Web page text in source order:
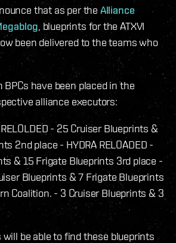
that as per the Alliance
, blueprints for the ATXVI
been delivered to the teams who
BPCs have been placed in the
alliance executors:
- 25 Cruiser Blueprints &
2nd place - HYDRA RELOADED -
& 15 Frigate Blueprints 3rd place -
Blueprints & 7 Frigate Blueprints
Coalition. - 3 Cruiser Blueprints & 3
be able to find these blueprints